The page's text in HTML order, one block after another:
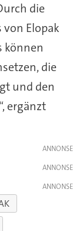
die
Elopak
können
die
und den
ergänzt